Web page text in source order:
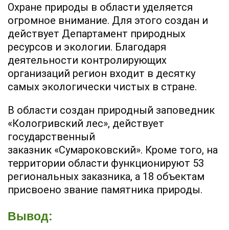
Охране природы в области уделяется
огромное внимание. Для этого создан и
действует Департамент природных
ресурсов и экологии. Благодаря
деятельности контролирующих
организаций регион входит в десятку
самых экологически чистых в стране.
В области создан природный заповедник
«Кологривский лес», действует
государственный
заказник «Сумароковский». Кроме того, на
территории области функционируют 53
региональных заказника, а 18 объектам
присвоено звание памятника природы.
Вывод: